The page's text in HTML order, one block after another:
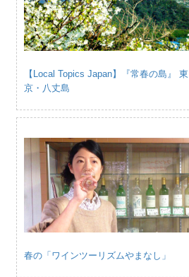
【Local Topics Japan】『常春の島』 東
京・八丈島
春の「ワインツーリズムやまなし」